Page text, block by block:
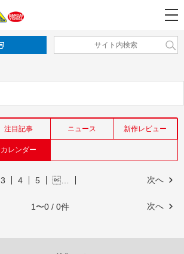
注目記事 ニュース 新作レビュー
カレンダー
次へ
3 4 5 …
次へ
1〜0 / 0件